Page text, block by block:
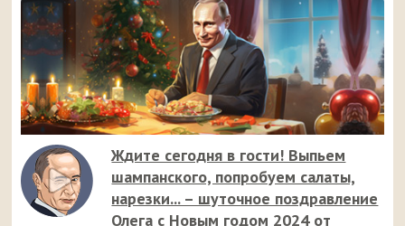
Ждите сегодня в гости! Выпьем
шампанского, попробуем салаты,
нарезки... – шуточное поздравление
Олега с Новым годом 2024 от